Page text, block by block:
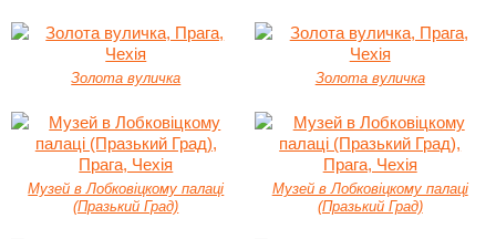
Золота вуличка Золота вуличка
Музей в Лобковіцкому палаці
(Празький Град)
Музей в Лобковіцкому палаці
(Празький Град)